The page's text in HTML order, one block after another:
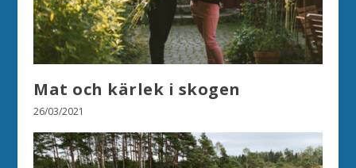
Mat och kärlek i skogen
26/03/2021